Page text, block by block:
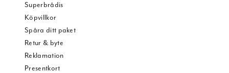
Superbrådis
Köpvillkor
Spåra ditt paket
Retur & byte
Reklamation
Presentkort